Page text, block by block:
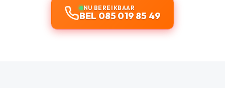
NU BEREIKBAAR
BEL 085 019 85 49